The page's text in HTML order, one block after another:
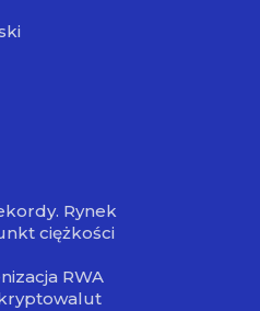
Rynek
ciężkości
RWA